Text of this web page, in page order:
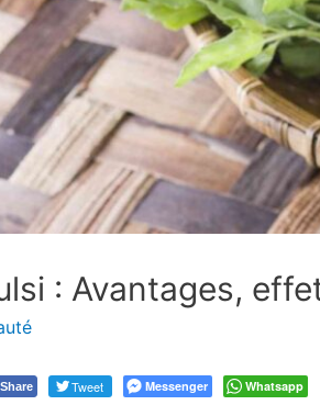
: Avantages,
Share Tweet Messenger Whatsapp